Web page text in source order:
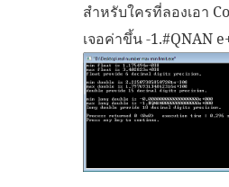
สำหรับใครที่ลองเอา
เจอค่าขึ้น -1.#QNAN